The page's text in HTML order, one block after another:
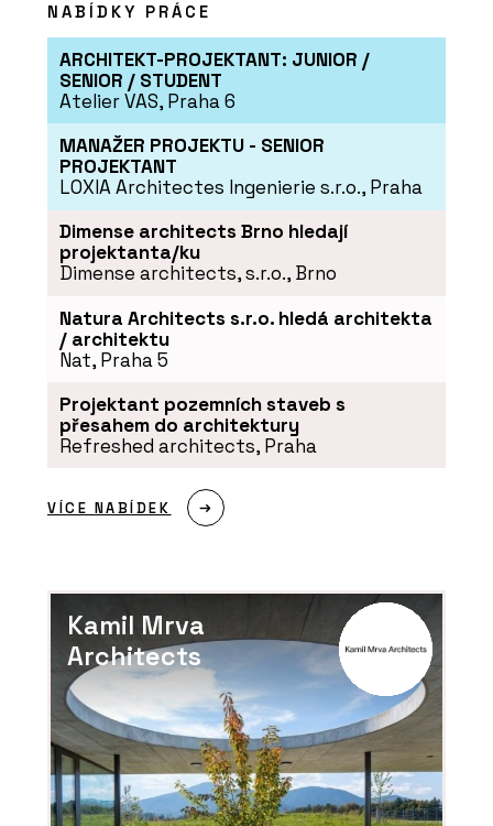
NABÍDKY PRÁCE
ARCHITEKT-PROJEKTANT: JUNIOR /
SENIOR / STUDENT
Atelier VAS, Praha 6
MANAŽER PROJEKTU - SENIOR
PROJEKTANT
LOXIA Architectes Ingenierie s.r.o., Praha
Dimense architects Brno hledají
projektanta/ku
Dimense architects, s.r.o., Brno
Natura Architects s.r.o. hledá architekta
/ architektu
Nat, Praha 5
Projektant pozemních staveb s
přesahem do architektury
Refreshed architects, Praha
VÍCE NABÍDEK
Kamil Mrva
Architects